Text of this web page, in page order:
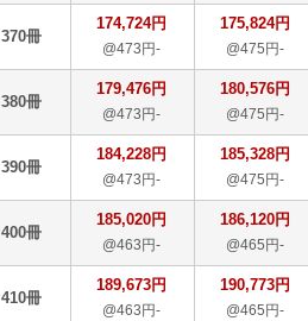
370冊
174,724円
@473円-
175,824円
@475円-
380冊
179,476円
@473円-
180,576円
@475円-
390冊
184,228円
@473円-
185,328円
@475円-
400冊
185,020円
@463円-
186,120円
@465円-
410冊
189,673円
@463円-
190,773円
@465円-